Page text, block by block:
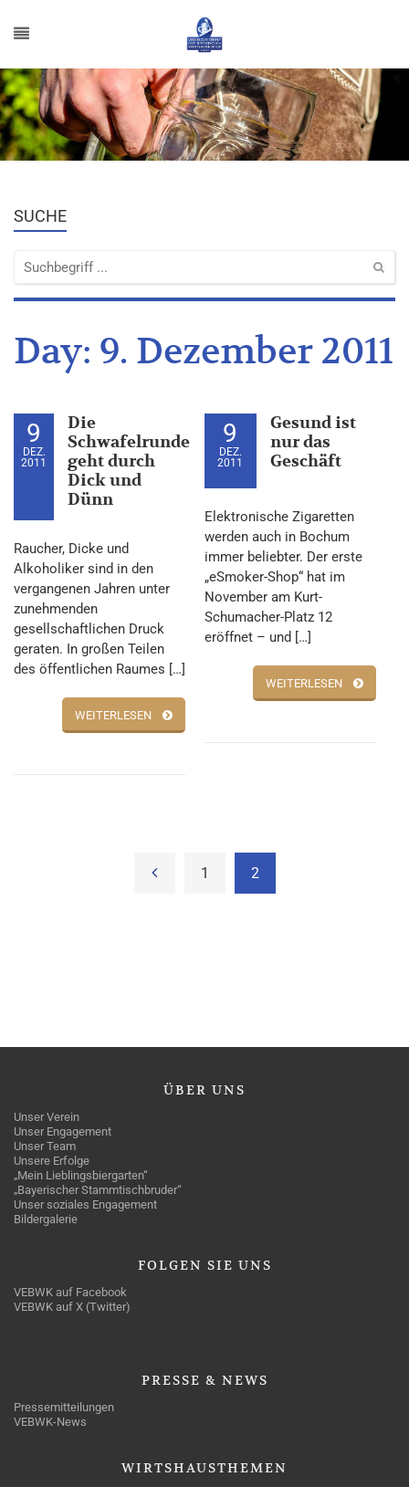
SUCHE
Day: 9. Dezember 2011
9
DEZ.
2011
Die
Schwafelrunde
geht durch
Dick und
Dünn
Raucher, Dicke und
Alkoholiker sind in den
vergangenen Jahren unter
zunehmenden
gesellschaftlichen Druck
geraten. In großen Teilen
des öffentlichen Raumes […]
WEITERLESEN
9
DEZ.
2011
Gesund ist
nur das
Geschäft
Elektronische Zigaretten
werden auch in Bochum
immer beliebter. Der erste
„eSmoker-Shop“ hat im
November am Kurt-
Schumacher-Platz 12
eröffnet – und […]
WEITERLESEN
1 2
ÜBER UNS
Unser Verein
Unser Engagement
Unser Team
Unsere Erfolge
„Mein Lieblingsbiergarten“
„Bayerischer Stammtischbruder“
Unser soziales Engagement
Bildergalerie
FOLGEN SIE UNS
VEBWK auf Facebook
VEBWK auf X (Twitter)
PRESSE & NEWS
Pressemitteilungen
VEBWK-News
WIRTSHAUSTHEMEN